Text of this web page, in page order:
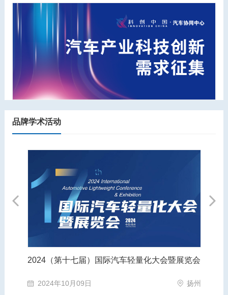
品牌学术活动
Previous
2024（第十七届）国际汽车轻量化大会暨展览会
2024年10月09日 扬州
Next